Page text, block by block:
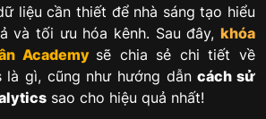
liệu cần thiết để nhà sáng tạo hiểu
và tối ưu hóa kênh. Sau đây, khóa
Academy sẽ chia sẻ chi tiết về
là gì, cũng như hướng dẫncách sử
sao cho hiệu quả nhất!